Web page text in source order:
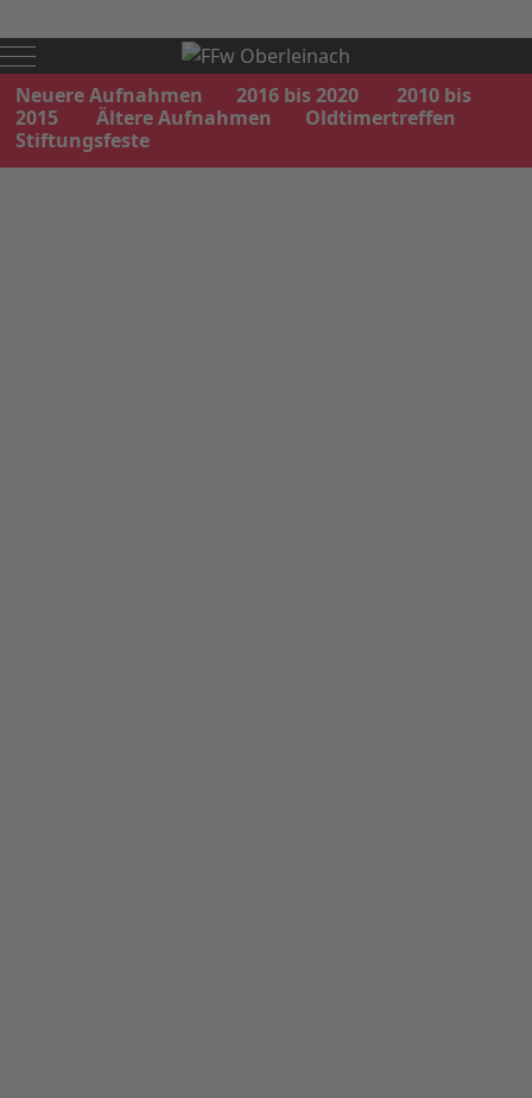
Mobile Menu Toggle
Neuere Aufnahmen
2016 bis 2020
2010 bis
2015
Ältere Aufnahmen
Oldtimertreffen
Stiftungsfeste